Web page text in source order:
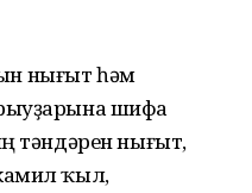
нығыт һәм
шифа
тәндәрен нығыт,
ҡыл,